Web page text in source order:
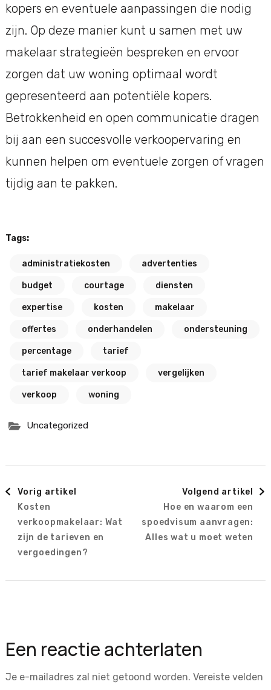
kopers en eventuele aanpassingen die nodig
zijn. Op deze manier kunt u samen met uw
makelaar strategieën bespreken en ervoor
zorgen dat uw woning optimaal wordt
gepresenteerd aan potentiële kopers.
Betrokkenheid en open communicatie dragen
bij aan een succesvolle verkoopervaring en
kunnen helpen om eventuele zorgen of vragen
tijdig aan te pakken.
Tags:
administratiekosten advertenties
budget courtage diensten
expertise kosten makelaar
offertes onderhandelen ondersteuning
percentage tarief
tarief makelaar verkoop vergelijken
verkoop woning
Uncategorized
Berichtnavigatie
Vorig artikel
Kosten
verkoopmakelaar: Wat
zijn de tarieven en
vergoedingen?
Volgend artikel
Hoe en waarom een
spoedvisum aanvragen:
Alles wat u moet weten
Een reactie achterlaten
Je e-mailadres zal niet getoond worden. Vereiste velden